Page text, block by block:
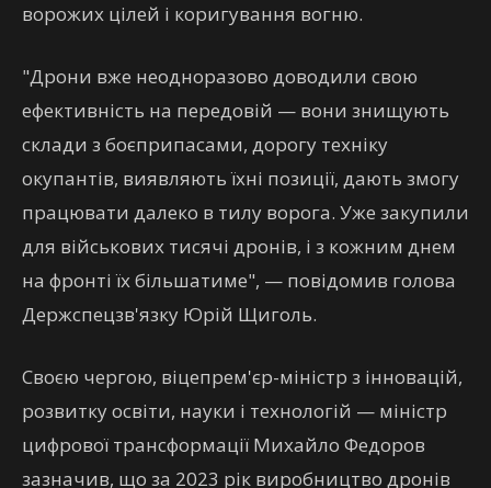
ворожих цілей і коригування вогню.
"Дрони вже неодноразово доводили свою
ефективність на передовій — вони знищують
склади з боєприпасами, дорогу техніку
окупантів, виявляють їхні позиції, дають змогу
працювати далеко в тилу ворога. Уже закупили
для військових тисячі дронів, і з кожним днем
на фронті їх більшатиме", — повідомив голова
Держспецзв'язку Юрій Щиголь.
Своєю чергою, віцепрем'єр-міністр з інновацій,
розвитку освіти, науки і технологій — міністр
цифрової трансформації Михайло Федоров
зазначив, що за 2023 рік виробництво дронів